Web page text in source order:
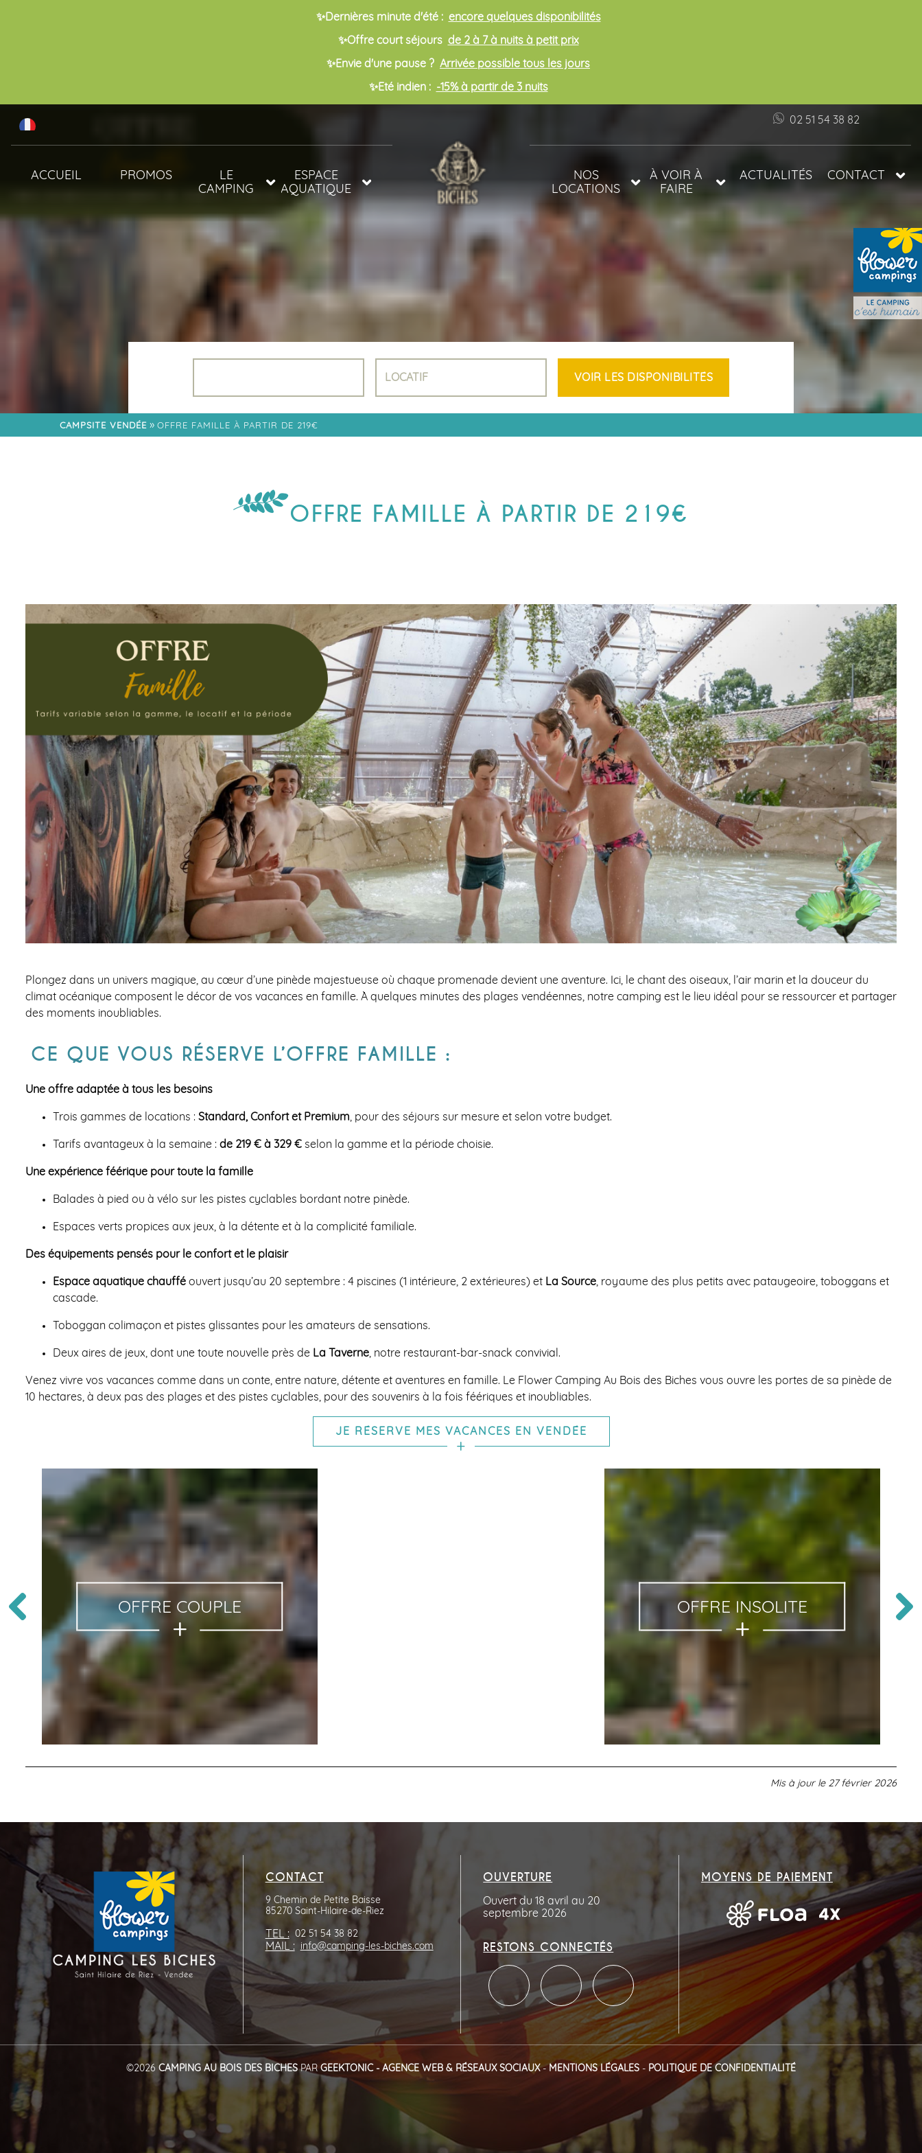
✨Dernières minute d'été : encore quelques disponibilités
✨Offre court séjours de 2 à 7 à nuits à petit prix
✨Envie d'une pause ? Arrivée possible tous les jours
✨Eté indien : -15% à partir de 3 nuits
02 51 54 38 82
ACCUEIL PROMOS
LE
CAMPING
ANIMAUX
SERVICES
ACTIVITÉS &
ANIMATIONS 2026
FLOWER
QUARTIER LODGES
ESPACE
AQUATIQUE
NOS
LOCATIONS
MOBIL-HOMES
LODGES &
EMPLACEMENTS
À VOIR À
FAIRE
TARIFS
VENDÉE
TOP 5 DES
MARCHÉS EN
APREMONT
ACTUALITÉS CONTACT
CAMPSITE VENDÉE » OFFRE FAMILLE À PARTIR DE 219€
OFFRE FAMILLE À PARTIR DE 219€
Plongez dans un univers magique, au cœur d’une pinède majestueuse où chaque promenade devient une aventure. Ici, le chant des oiseaux, l’air marin et la douceur du
climat océanique composent le décor de vos vacances en famille. À quelques minutes des plages vendéennes, notre camping est le lieu idéal pour se ressourcer et partager
des moments inoubliables.
CE QUE VOUS RÉSERVE L’OFFRE FAMILLE :
Une offre adaptée à tous les besoins
Trois gammes de locations : Standard, Confort et Premium , pour des séjours sur mesure et selon votre budget.
Tarifs avantageux à la semaine : de 219 € à 329 € selon la gamme et la période choisie.
Une expérience féérique pour toute la famille
Balades à pied ou à vélo sur les pistes cyclables bordant notre pinède.
Espaces verts propices aux jeux, à la détente et à la complicité familiale.
Des équipements pensés pour le confort et le plaisir
Espace aquatique chauffé ouvert jusqu’au 20 septembre : 4 piscines (1 intérieure, 2 extérieures) et La Source , royaume des plus petits avec pataugeoire, toboggans et
cascade.
Toboggan colimaçon et pistes glissantes pour les amateurs de sensations.
Deux aires de jeux, dont une toute nouvelle près de La Taverne , notre restaurant-bar-snack convivial.
Venez vivre vos vacances comme dans un conte, entre nature, détente et aventures en famille. Le Flower Camping Au Bois des Biches vous ouvre les portes de sa pinède de
10 hectares, à deux pas des plages et des pistes cyclables, pour des souvenirs à la fois féériques et inoubliables.
JE RÉSERVE MES VACANCES EN VENDÉE
OFFRE COUPLE OFFRE INSOLITE
Mis à jour le 27 février 2026
CONTACT
9 Chemin de Petite Baisse
85270 Saint-Hilaire-de-Riez
TEL : 02 51 54 38 82
MAIL : info@camping-les-biches.com
OUVERTURE
Ouvert du 18 avril au 20
septembre 2026
RESTONS CONNECTÉS
MOYENS DE PAIEMENT
©2026 CAMPING AU BOIS DES BICHESPARGEEKTONIC - AGENCE WEB & RÉSEAUX SOCIAUX- MENTIONS LÉGALES - POLITIQUE DE CONFIDENTIALITÉ